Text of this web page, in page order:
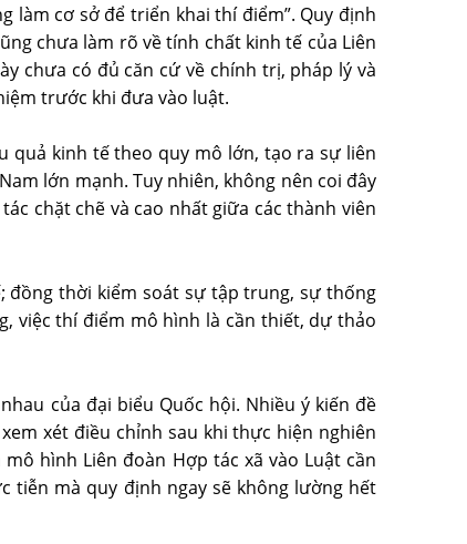
làm cơ sở để triển khai thí điểm”. Quy định
chưa làm rõ về tính chất kinh tế của Liên
chưa có đủ căn cứ về chính trị, pháp lý và
trước khi đưa vào luật.
quả kinh tế theo quy mô lớn, tạo ra sự liên
lớn mạnh. Tuy nhiên, không nên coi đây
chặt chẽ và cao nhất giữa các thành viên
đồng thời kiểm soát sự tập trung, sự thống
việc thí điểm mô hình là cần thiết, dự thảo
của đại biểu Quốc hội. Nhiều ý kiến đề
xét điều chỉnh sau khi thực hiện nghiên
hình Liên đoàn Hợp tác xã vào Luật cần
tiễn mà quy định ngay sẽ không lường hết